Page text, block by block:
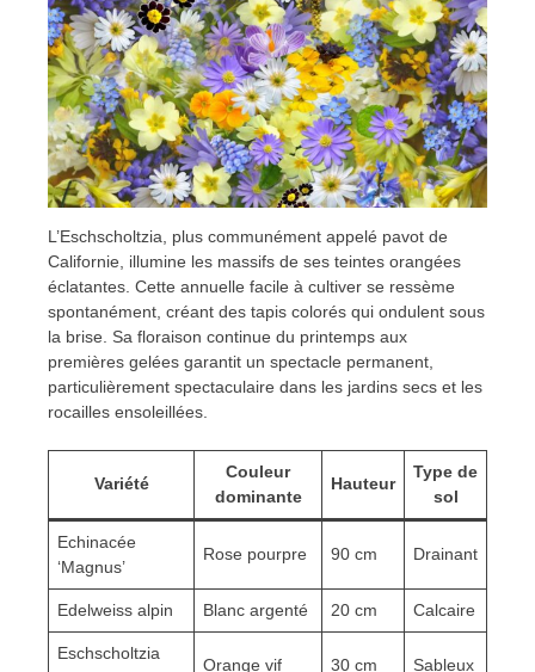
L’Eschscholtzia, plus communément appelé pavot de
Californie, illumine les massifs de ses teintes orangées
éclatantes. Cette annuelle facile à cultiver se ressème
spontanément, créant des tapis colorés qui ondulent sous
la brise. Sa floraison continue du printemps aux
premières gelées garantit un spectacle permanent,
particulièrement spectaculaire dans les jardins secs et les
rocailles ensoleillées.
Variété
Couleur
dominante
Hauteur
Type de
sol
Echinacée
‘Magnus’
Rose pourpre 90 cm Drainant
Edelweiss alpin Blanc argenté 20 cm Calcaire
Eschscholtzia
Orange vif 30 cm Sableux